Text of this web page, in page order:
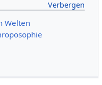
Welten